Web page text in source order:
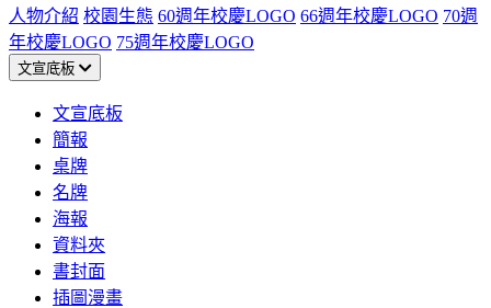
人物介紹 校園生態 60週年校慶LOGO 66週年校慶LOGO 70週
年校慶LOGO 75週年校慶LOGO
文宣底板
文宣底板
簡報
桌牌
名牌
海報
資料夾
書封面
插圖漫畫